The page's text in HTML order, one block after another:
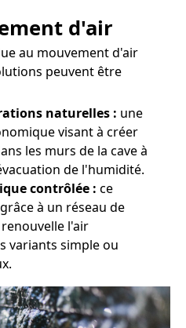
d'air
au mouvement d'air
peuvent être
naturelles : une
visant à créer
les murs de la cave à
de l'humidité.
contrôlée : ce
à un réseau de
l'air
variants simple ou